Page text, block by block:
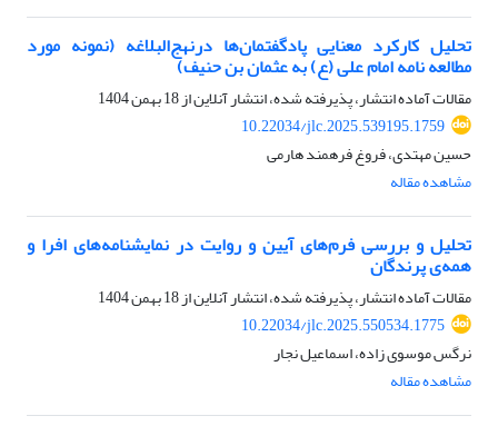
تحلیل کارکرد معنایی پادگفتمان‌ها درنهج‌البلاغه (نمونه مورد
مطالعه نامه امام علی (ع) به عثمان بن حنیف)
مقالات آماده انتشار، پذیرفته شده، انتشار آنلاین از18 بهمن 1404
10.22034/jlc.2025.539195.1759
حسین مهتدی، فروغ فرهمند هارمی
مشاهده مقاله
تحلیل و بررسی فرم‌های آیین و روایت در نمایشنامه‌های افرا و
همه‌ی پرندگان
مقالات آماده انتشار، پذیرفته شده، انتشار آنلاین از18 بهمن 1404
10.22034/jlc.2025.550534.1775
نرگس موسوی زاده، اسماعیل نجار
مشاهده مقاله